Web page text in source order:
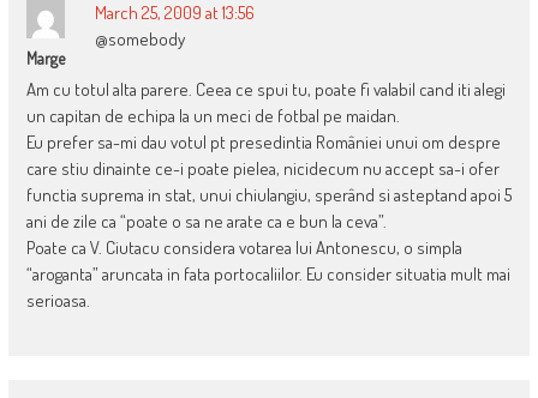
Marge
March 25, 2009 at 13:56
@somebody
Am cu totul alta parere. Ceea ce spui tu, poate fi valabil cand iti alegi
un capitan de echipa la un meci de fotbal pe maidan.
Eu prefer sa-mi dau votul pt presedintia României unui om despre
care stiu dinainte ce-i poate pielea, nicidecum nu accept sa-i ofer
functia suprema in stat, unui chiulangiu, sperând si asteptand apoi 5
ani de zile ca “poate o sa ne arate ca e bun la ceva”.
Poate ca V. Ciutacu considera votarea lui Antonescu, o simpla
“aroganta” aruncata in fata portocaliilor. Eu consider situatia mult mai
serioasa.